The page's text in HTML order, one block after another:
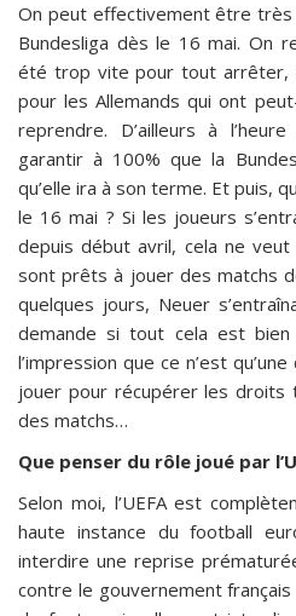
On peut effectivement être
Bundesliga dès le 16 mai. On
été trop vite pour tout arrêter,
pour les Allemands qui ont
reprendre. D’ailleurs à
garantir à 100% que la
qu’elle ira à son terme. Et puis,
le 16 mai ? Si les joueurs
depuis début avril, cela ne
sont prêts à jouer des matchs
quelques jours, Neuer
demande si tout cela est bien
l’impression que ce n’est
jouer pour récupérer les droits
des matchs…
Que penser du rôle joué par
Selon moi, l’UEFA est
haute instance du football
interdire une reprise
contre le gouvernement